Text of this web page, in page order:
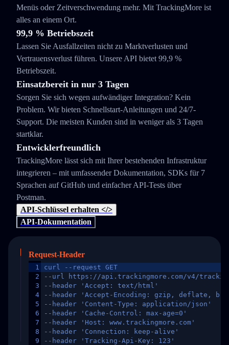
Menüs oder Zeitverschwendung mehr. Mit TrackingMore ist
alles an einem Ort.
99,9 % Betriebszeit
Lassen Sie Ausfallzeiten nicht zu Marktverlusten und
Vertrauensverlust führen. Unsere API bietet 99,9 %
Betriebszeit.
Einsatzbereit in nur 3 Tagen
Sorgen Sie sich wegen aufwändiger Integration? Kein
Problem. Wir bieten Schnellstart-Anleitungen und 24/7-
Support. Die meisten Kunden sind in weniger als 3 Tagen
startklar.
Entwicklerfreundlich
TrackingMore lässt sich mit Ihrer bestehenden Infrastruktur
integrieren – mit umfassender Dokumentation, SDKs für 7
Sprachen auf GitHub und einfacher API-Tests über
Postman.
API-Schlüssel erhalten </>
API-Dokumentation
Request-Header
1
2
3
4
5
6
7
8
9
curl --request GET
--url https://api.trackingmore.com/v4/trackings/
--header 'Accept: text/html'
--header 'Accept-Encoding: gzip, deflate,
--header 'Content-Type: application/json'
--header 'Cache-Control: max-age=0'
--header 'Host: www.trackingmore.com'
--header 'Connection: keep-alive'
--header 'Tracking-Api-Key: 123'